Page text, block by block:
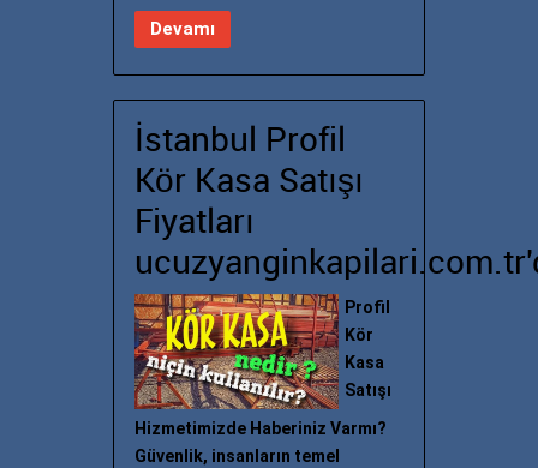
Devamı
İstanbul Profil
Kör Kasa Satışı
Fiyatları
Profil
Kör
Kasa
Satışı
Hizmetimizde Haberiniz Varmı?
Güvenlik, insanların temel